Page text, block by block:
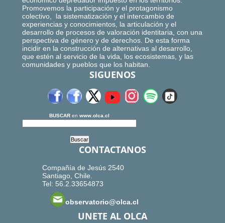
Promovemos la participación y el protagonismo
colectivo, la sistematización y el intercambio de
experiencias y conocimientos, la articulación y el
desarrollo de procesos de valoración identitaria, con una
perspectiva de género y de derechos. De esta forma
incidir en la construcción de alternativas al desarrollo,
que estén al servicio de la vida, los ecosistemas, y las
comunidades y pueblos que los habitan.
SIGUENOS
BUSCAR en www.olca.cl
CONTACTANOS
Compañía de Jesús 2540
Santiago, Chile.
Tel: 56.2.33654873
observatorio@olca.cl
UNETE AL OLCA